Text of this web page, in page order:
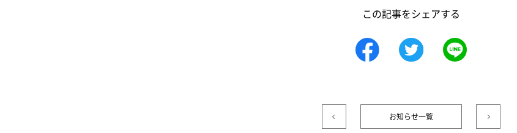
この記事をシェアする
お知らせ一覧